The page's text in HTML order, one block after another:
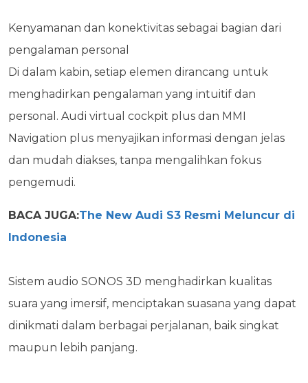
Kenyamanan dan konektivitas sebagai bagian dari
pengalaman personal
Di dalam kabin, setiap elemen dirancang untuk
menghadirkan pengalaman yang intuitif dan
personal. Audi virtual cockpit plus dan MMI
Navigation plus menyajikan informasi dengan jelas
dan mudah diakses, tanpa mengalihkan fokus
pengemudi.
BACA JUGA:The New Audi S3 Resmi Meluncur di
Indonesia
Sistem audio SONOS 3D menghadirkan kualitas
suara yang imersif, menciptakan suasana yang dapat
dinikmati dalam berbagai perjalanan, baik singkat
maupun lebih panjang.